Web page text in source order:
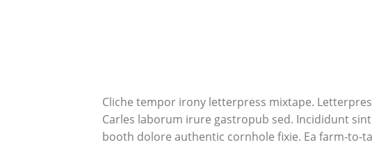
Cliche tempor irony letterpress mixtape.
Carles laborum irure gastropub sed. Incididunt
booth dolore authentic cornhole fixie. Ea farm-to-